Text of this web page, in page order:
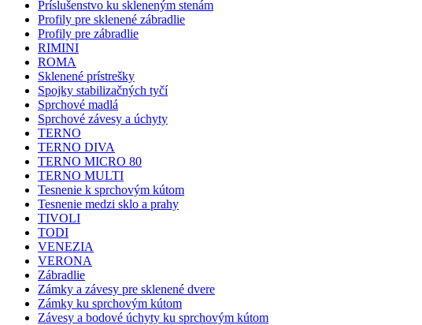
Príslušenstvo ku skleneným stenám
Profily pre sklenené zábradlie
Profily pre zábradlie
RIMINI
ROMA
Sklenené prístrešky
Spojky stabilizačných tyčí
Sprchové madlá
Sprchové závesy a úchyty
TERNO
TERNO DIVA
TERNO MICRO 80
TERNO MULTI
Tesnenie k sprchovým kútom
Tesnenie medzi sklo a prahy
TIVOLI
TODI
VENEZIA
VERONA
Zábradlie
Zámky a závesy pre sklenené dvere
Zámky ku sprchovým kútom
Závesy a bodové úchyty ku sprchovým kútom